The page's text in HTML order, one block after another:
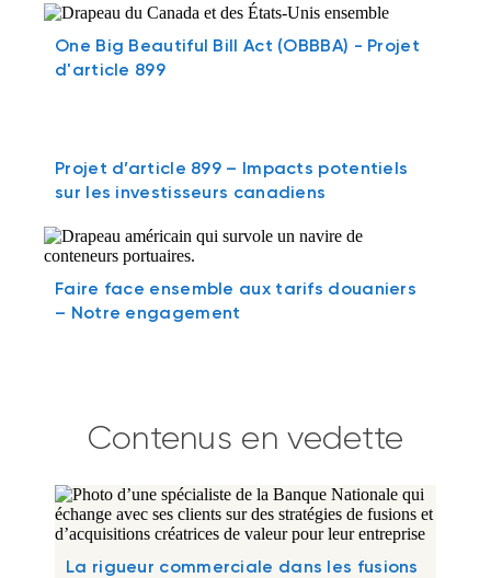
One Big Beautiful Bill Act (OBBBA) - Projet
d'article 899
Projet d’article 899 – Impacts potentiels
sur les investisseurs canadiens
Faire face ensemble aux tarifs douaniers
– Notre engagement
Contenus en vedette
La rigueur commerciale dans les fusions